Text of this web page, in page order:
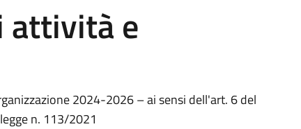
attività e
2024-2026 – ai sensi dell'art. 6 del
n. 113/2021